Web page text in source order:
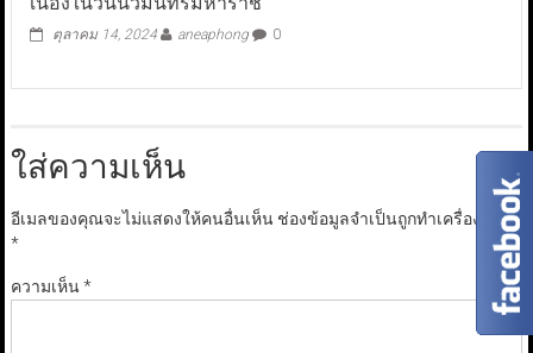
ตุลาคม 14, 2024 aneaphong 0
ใส่ความเห็น
อีเมลของคุณจะไม่แสดงให้คนอื่นเห็น ช่องข้อมูลจำเป็นถูกทำเครื่องหมาย
*
ความเห็น*